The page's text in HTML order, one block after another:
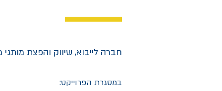
חברה לייבוא, שיווק והפצת מותגי
במסגרת הפרוייקט: